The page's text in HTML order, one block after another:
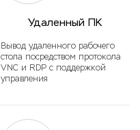
Удаленный ПК
Вывод удаленного рабочего
стола посредством протокола
VNC и RDP с поддержкой
управления